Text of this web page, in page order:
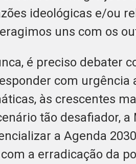
ideológicas e/ou
uns com os
é preciso debater
com urgência
às crescentes
tão desafiador,
a Agenda
a erradicação da